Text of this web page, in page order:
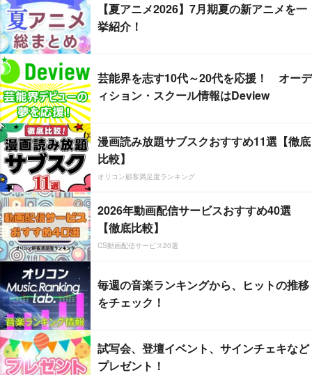
【夏アニメ2026】7月期夏の新アニメを一
挙紹介！
芸能界を志す10代～20代を応援！ オーデ
ィション・スクール情報はDeview
漫画読み放題サブスクおすすめ11選【徹底
比較】
オリコン顧客満足度ランキング
2026年動画配信サービスおすすめ40選
【徹底比較】
CS動画配信サービス20選
毎週の音楽ランキングから、ヒットの推移
をチェック！
試写会、登壇イベント、サインチェキなど
プレゼント！